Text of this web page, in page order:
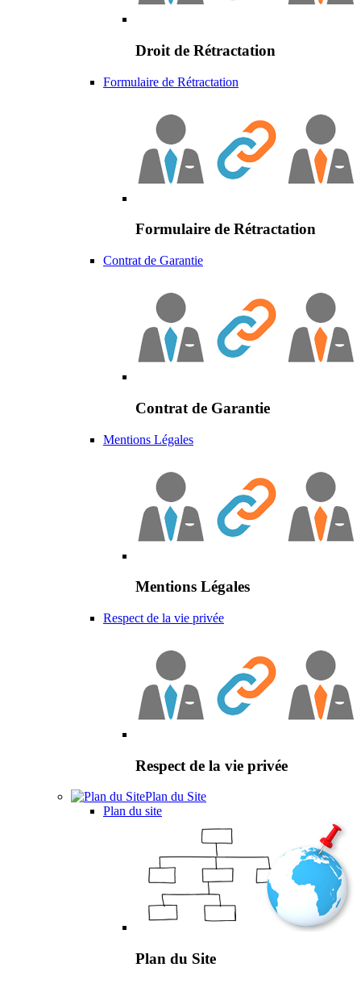
Droit de Rétractation
Formulaire de Rétractation
Formulaire de Rétractation
Contrat de Garantie
Contrat de Garantie
Mentions Légales
Mentions Légales
Respect de la vie privée
Respect de la vie privée
Plan du Site
Plan du site
Plan du Site